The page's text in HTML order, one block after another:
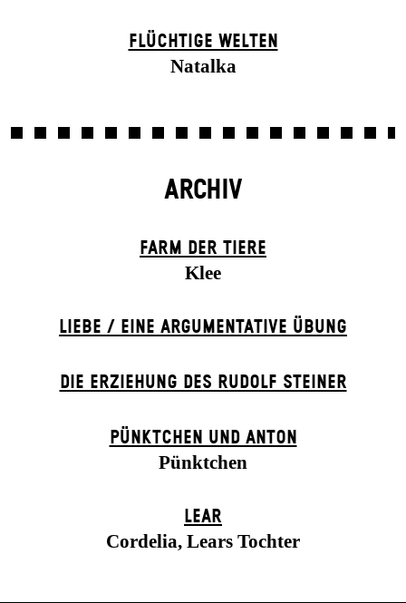
FLÜCHTIGE WELTEN
Natalka
ARCHIV
FARM DER TIERE
Klee
LIEBE / EINE ARGUMENTATIVE ÜBUNG
DIE ERZIEHUNG DES RUDOLF STEINER
PÜNKTCHEN UND ANTON
Pünktchen
LEAR
Cordelia, Lears Tochter